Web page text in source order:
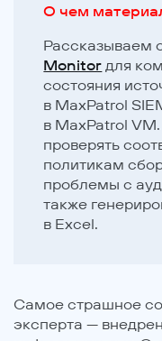
О чем
Рассказываем
Monitor для
состояния
в MaxPatrol
в MaxPatrol
проверять
политикам
проблемы с
также
в Excel.
Самое страшное
эксперта —